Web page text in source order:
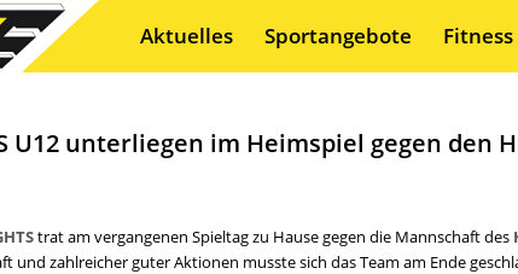
Aktuelles Sportangebote
U12 unterliegen im Heimspiel gegen den
trat am vergangenen Spieltag zu Hause gegen die Mannschaft des
und zahlreicher guter Aktionen musste sich das Team am Ende